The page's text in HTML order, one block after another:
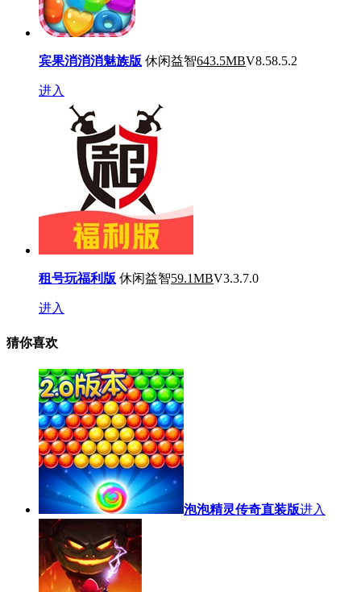
宾果消消消魅族版 休闲益智643.5MBV8.58.5.2
进入
租号玩福利版 休闲益智59.1MBV3.3.7.0
进入
猜你喜欢
泡泡精灵传奇直装版进入